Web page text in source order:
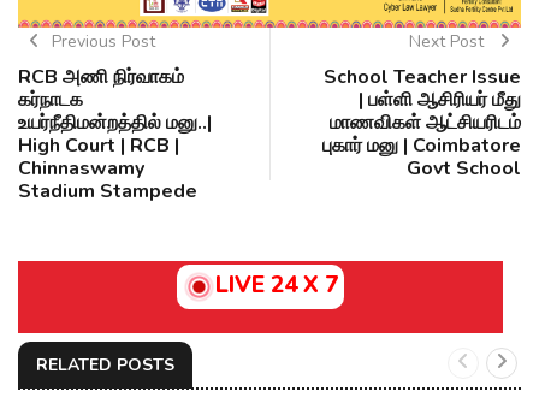
Previous Post
RCB அணி நிர்வாகம்
கர்நாடக
உயர்நீதிமன்றத்தில் மனு..|
High Court | RCB |
Chinnaswamy
Stadium Stampede
Next Post
School Teacher Issue
| பள்ளி ஆசிரியர் மீது
மாணவிகள் ஆட்சியரிடம்
புகார் மனு | Coimbatore
Govt School
LIVE 24 X 7
RELATED POSTS